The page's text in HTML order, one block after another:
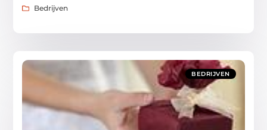
Bedrijven
BEDRIJVEN